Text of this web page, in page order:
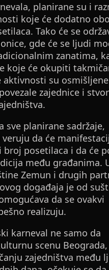
planirane su i
koje će dodatno
Tako će se
gde će se ljudi
zanatima,
koje će okupiti
aktivnosti su
zajednice i
sve planirane sadržaje,
da će
broj posetilaca i da će
među građanima.
Zemun i drugih
događaja je od
da se ovakvi
realizuju.
karneval ne samo da
scenu Beograda,
zajedništva među